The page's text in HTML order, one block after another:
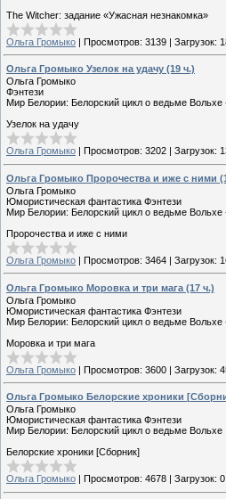
The Witcher: задание «Ужасная незнакомка»
Ольга Громыко | Просмотров: 3139 | Загрузок:
Ольга Громыко Узелок на удачу (19 ч.)
Ольга Громыко
Фэнтези
Мир Белории: Белорский цикл о ведьме Вольхе
Узелок на удачу
Ольга Громыко Просмотров: 3202 Загрузок:
Ольга Громыко Пророчества и иже с ними
Ольга Громыко
Юмористическая фантастика Фэнтези
Мир Белории: Белорский цикл о ведьме Вольхе
Пророчества и иже с ними
Ольга Громыко | Просмотров: 3464 | Загрузок:
Ольга Громыко Моровка и три мага (17 ч.)
Ольга Громыко
Юмористическая фантастика Фэнтези
Мир Белории: Белорский цикл о ведьме Вольхе
Моровка и три мага
Ольга Громыко | Просмотров: 3600 | Загрузок:
Ольга Громыко Белорские хроники
Ольга Громыко
Юмористическая фантастика Фэнтези
Мир Белории: Белорский цикл о ведьме Вольхе
Белорские хроники [Сборник]
Ольга Громыко Просмотров: 4678 Загрузок: 0